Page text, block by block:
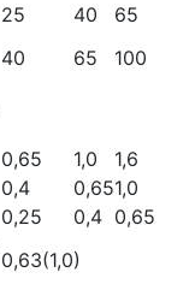
25 40
65
40 65
100
0,65 1,0
1,6
0,4 0,651,0
0,25 0,4 0,65
0,63(1,0)